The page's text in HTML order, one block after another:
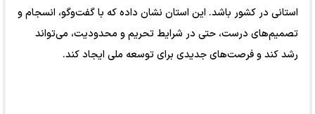
استانی در کشور باشد. این استان نشان داده که با گفت‌وگو، انسجام و
تصمیم‌های درست، حتی در شرایط تحریم و محدودیت، می‌تواند
رشد کند و فرصت‌های جدیدی برای توسعه ملی ایجاد کند.